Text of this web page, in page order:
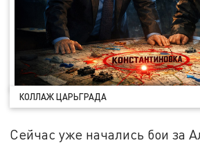
КОЛЛАЖ ЦАРЬГРАДА
Сейчас уже начались бои за